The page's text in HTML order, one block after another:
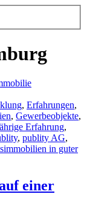
, Erfahrungen,
, Gewerbeobjekte,
Erfahrung,
, publity AG,
in guter
einer